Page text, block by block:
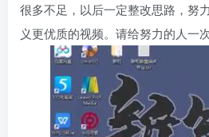
很多不足，以后一定整改思路，努
义更优质的视频。请给努力的人一